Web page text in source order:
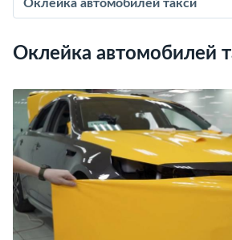
Оклейка автомобилей такси
Оклейка автомобилей